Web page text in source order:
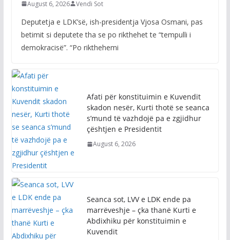
August 6, 2026 Vendi Sot
Deputetja e LDK’së, ish-presidentja Vjosa Osmani, pas
betimit si deputete tha se po rikthehet te “tempulli i
demokracisë”. “Po rikthehemi
Afati për konstituimin e Kuvendit
skadon nesër, Kurti thotë se seanca
s’mund të vazhdojë pa e zgjidhur
çështjen e Presidentit
August 6, 2026
Seanca sot, LVV e LDK ende pa
marrëveshje – çka thanë Kurti e
Abdixhiku për konstituimin e
Kuvendit